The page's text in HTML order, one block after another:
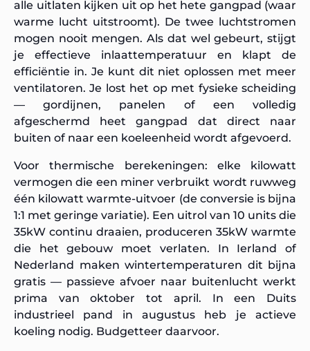
alle uitlaten kijken uit op het hete gangpad (waar
warme lucht uitstroomt). De twee luchtstromen
mogen nooit mengen. Als dat wel gebeurt, stijgt
je effectieve inlaattemperatuur en klapt de
efficiëntie in. Je kunt dit niet oplossen met meer
ventilatoren. Je lost het op met fysieke scheiding
— gordijnen, panelen of een volledig
afgeschermd heet gangpad dat direct naar
buiten of naar een koeleenheid wordt afgevoerd.
Voor thermische berekeningen: elke kilowatt
vermogen die een miner verbruikt wordt ruwweg
één kilowatt warmte-uitvoer (de conversie is bijna
1:1 met geringe variatie). Een uitrol van 10 units die
35kW continu draaien, produceren 35kW warmte
die het gebouw moet verlaten. In Ierland of
Nederland maken wintertemperaturen dit bijna
gratis — passieve afvoer naar buitenlucht werkt
prima van oktober tot april. In een Duits
industrieel pand in augustus heb je actieve
koeling nodig. Budgetteer daarvoor.